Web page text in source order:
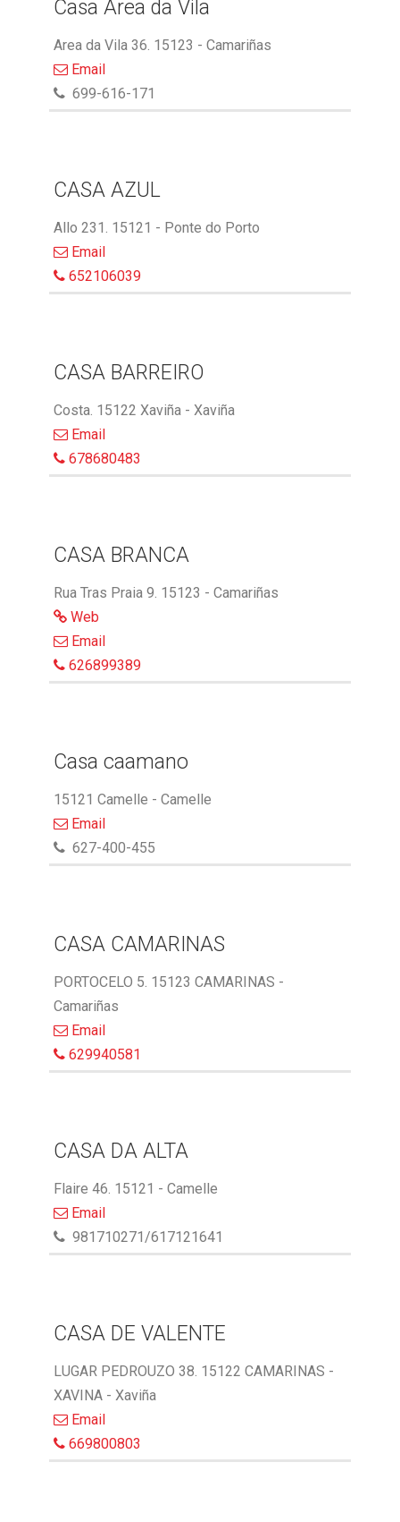
Casa Area da Vila
Area da Vila 36. 15123 - Camariñas
Email
699-616-171
CASA AZUL
Allo 231. 15121 - Ponte do Porto
Email
652106039
CASA BARREIRO
Costa. 15122 Xaviña - Xaviña
Email
678680483
CASA BRANCA
Rua Tras Praia 9. 15123 - Camariñas
Web
Email
626899389
Casa caamano
15121 Camelle - Camelle
Email
627-400-455
CASA CAMARINAS
PORTOCELO 5. 15123 CAMARINAS -
Camariñas
Email
629940581
CASA DA ALTA
Flaire 46. 15121 - Camelle
Email
981710271/617121641
CASA DE VALENTE
LUGAR PEDROUZO 38. 15122 CAMARINAS -
XAVINA - Xaviña
Email
669800803